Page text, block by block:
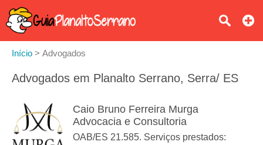
Início > Advogados
Advogados em Planalto Serrano, Serra/ ES
Caio Bruno Ferreira Murga
Advocacia e Consultoria
OAB/ES 21.585. Serviços prestados: